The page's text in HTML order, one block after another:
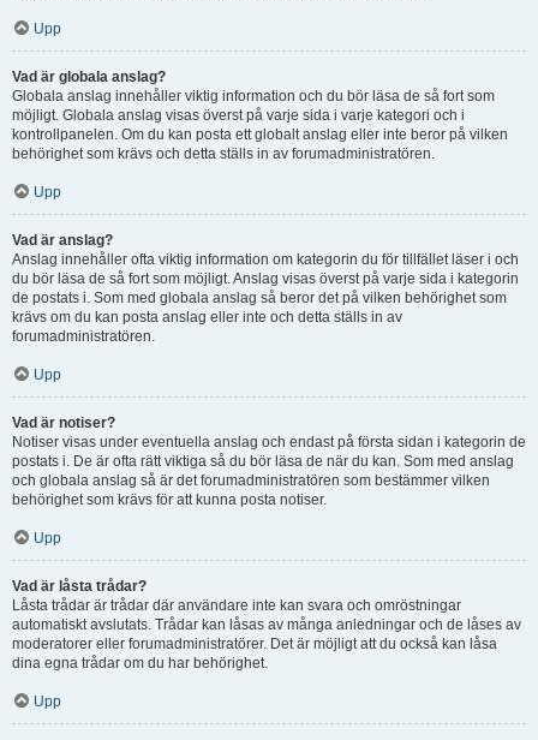
Upp
Vad är globala anslag?
Globala anslag innehåller viktig information och du bör läsa de så fort som
möjligt. Globala anslag visas överst på varje sida i varje kategori och i
kontrollpanelen. Om du kan posta ett globalt anslag eller inte beror på vilken
behörighet som krävs och detta ställs in av forumadministratören.
Upp
Vad är anslag?
Anslag innehåller ofta viktig information om kategorin du för tillfället läser i och
du bör läsa de så fort som möjligt. Anslag visas överst på varje sida i kategorin
de postats i. Som med globala anslag så beror det på vilken behörighet som
krävs om du kan posta anslag eller inte och detta ställs in av
forumadministratören.
Upp
Vad är notiser?
Notiser visas under eventuella anslag och endast på första sidan i kategorin de
postats i. De är ofta rätt viktiga så du bör läsa de när du kan. Som med anslag
och globala anslag så är det forumadministratören som bestämmer vilken
behörighet som krävs för att kunna posta notiser.
Upp
Vad är låsta trådar?
Låsta trådar är trådar där användare inte kan svara och omröstningar
automatiskt avslutats. Trådar kan låsas av många anledningar och de låses av
moderatorer eller forumadministratörer. Det är möjligt att du också kan låsa
dina egna trådar om du har behörighet.
Upp